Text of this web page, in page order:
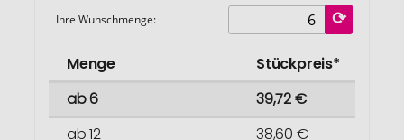
Ihre Wunschmenge:
Menge
Stückpreis*
ab 6
39,72 €
ab 12
38,60 €